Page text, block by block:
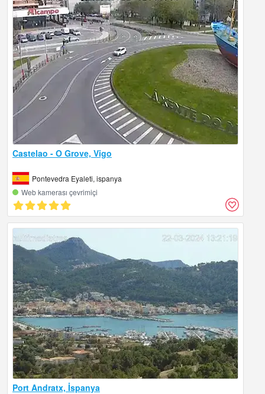
Castelao - O Grove, Vigo
Pontevedra Eyaleti, ispanya
Web kamerası çevrimiçi
Port Andratx, İspanya